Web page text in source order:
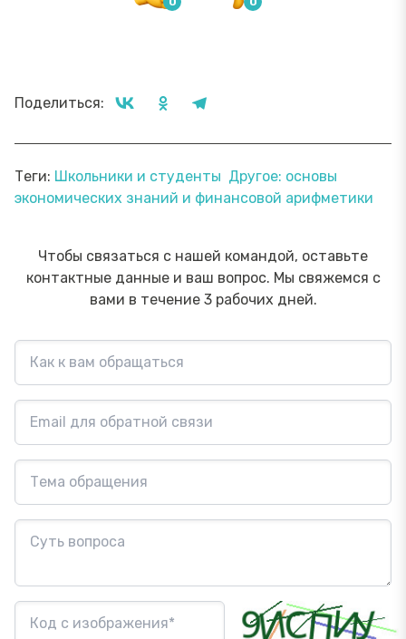
Поделиться:
Теги: Школьники и студенты Другое: основы
экономических знаний и финансовой арифметики
Чтобы связаться с нашей командой, оставьте
контактные данные и ваш вопрос. Мы свяжемся с
вами в течение 3 рабочих дней.